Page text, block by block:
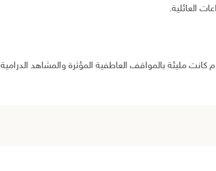
العائلية.
مليئة بالمواقف العاطفية المؤثرة والمشاهد الدرامية